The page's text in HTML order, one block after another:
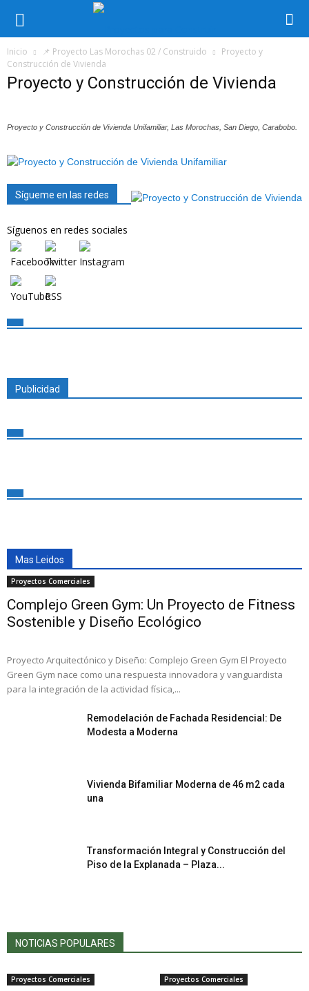
Inicio 📌 Proyecto Las Morochas 02 / Construido
Proyecto y
Construcción de Vivienda
Proyecto y Construcción de Vivienda
Proyecto y Construcción de Vivienda Unifamiliar, Las Morochas, San Diego, Carabobo.
Sígueme en las redes
Síguenos en redes sociales
Publicidad
Mas Leidos
Proyectos Comerciales
Complejo Green Gym: Un Proyecto de Fitness
Sostenible y Diseño Ecológico
Proyecto Arquitectónico y Diseño: Complejo Green Gym El Proyecto
Green Gym nace como una respuesta innovadora y vanguardista
para la integración de la actividad física,...
Remodelación de Fachada Residencial: De
Modesta a Moderna
Vivienda Bifamiliar Moderna de 46 m2 cada
una
Transformación Integral y Construcción del
Piso de la Explanada – Plaza...
NOTICIAS POPULARES
Proyectos Comerciales Proyectos Comerciales